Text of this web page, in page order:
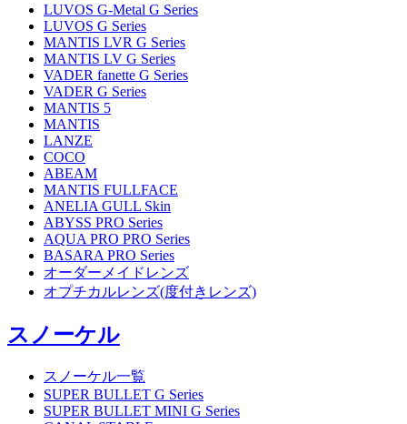
LUVOS G-Metal G Series
LUVOS G Series
MANTIS LVR G Series
MANTIS LV G Series
VADER fanette G Series
VADER G Series
MANTIS 5
MANTIS
LANZE
COCO
ABEAM
MANTIS FULLFACE
ANELIA GULL Skin
ABYSS PRO Series
AQUA PRO PRO Series
BASARA PRO Series
オーダーメイドレンズ
オプチカルレンズ(度付きレンズ)
スノーケル
スノーケル一覧
SUPER BULLET G Series
SUPER BULLET MINI G Series